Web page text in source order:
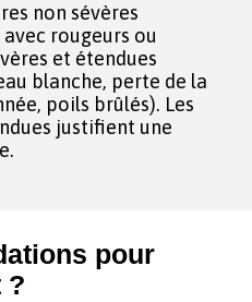
non sévères
rougeurs ou
et étendues
blanche, perte de la
poils brûlés). Les
justifient une
pour
?